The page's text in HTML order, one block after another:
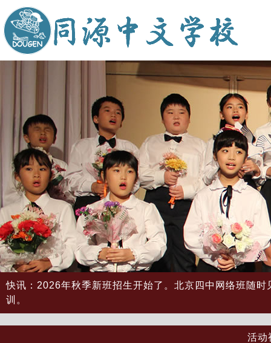
快讯：2026年秋季新班招生开始了。北京四中网络班随
训。
活动